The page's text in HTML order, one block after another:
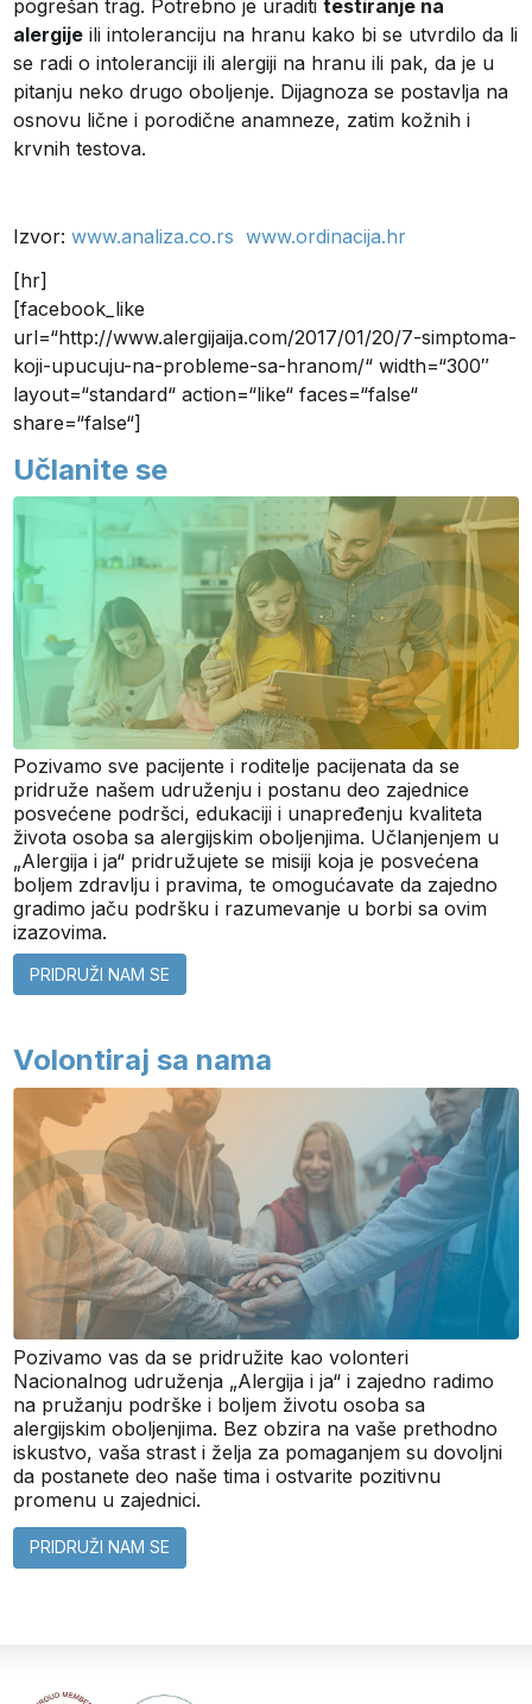
pogrešan trag. Potrebno je uradititestiranje na
alergije ili intoleranciju na hranu kako bi se utvrdilo da li
se radi o intoleranciji ili alergiji na hranu ili pak, da je u
pitanju neko drugo oboljenje. Dijagnoza se postavlja na
osnovu lične i porodične anamneze, zatim kožnih i
krvnih testova.
Izvor:www.analiza.co.rs www.ordinacija.hr
[hr]
[facebook_like
url=“http://www.alergijaija.com/2017/01/20/7-simptoma-
koji-upucuju-na-probleme-sa-hranom/“ width=“300″
layout=“standard“ action=“like“ faces=“false“
share=“false“]
Učlanite se
Pozivamo sve pacijente i roditelje pacijenata da se
pridruže našem udruženju i postanu deo zajednice
posvećene podršci, edukaciji i unapređenju kvaliteta
života osoba sa alergijskim oboljenjima. Učlanjenjem u
„Alergija i ja“ pridružujete se misiji koja je posvećena
boljem zdravlju i pravima, te omogućavate da zajedno
gradimo jaču podršku i razumevanje u borbi sa ovim
izazovima.
PRIDRUŽI NAM SE
Volontiraj sa nama
Pozivamo vas da se pridružite kao volonteri
Nacionalnog udruženja „Alergija i ja“ i zajedno radimo
na pružanju podrške i boljem životu osoba sa
alergijskim oboljenjima. Bez obzira na vaše prethodno
iskustvo, vaša strast i želja za pomaganjem su dovoljni
da postanete deo naše tima i ostvarite pozitivnu
promenu u zajednici.
PRIDRUŽI NAM SE